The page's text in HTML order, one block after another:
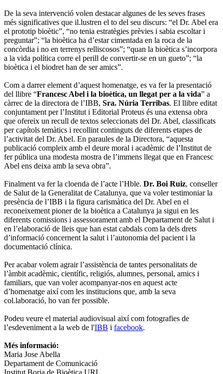
De la seva intervenció volen destacar algunes de les seves frases
més significatives que il.lustren el to del seu discurs: “el Dr. Abel era
el prototip bioètic”, “no tenia estratègies prèvies i sabia escoltar i
preguntar”; “la bioètica ha d’estar cimentada en la roca de la
concòrdia i no en terrenys relliscosos”; “quan la bioètica s’incorpora
a la vida política corre el perill de convertir-se en un gueto”; “la
bioètica i el biodret han de ser amics”.
Com a darrer element d’aquest homenatge, es va fer la presentació
del llibre “Francesc Abel i la bioètica, un llegat per a la vida” a
càrrec de la directora de l’IBB, Sra. Núria Terribas. El llibre editat
conjuntament per l’Institut i Editorial Proteus és una extensa obra
que ofereix un recull de textos seleccionats del Dr. Abel, classificats
per capítols temàtics i recollint continguts de diferents etapes de
l’activitat del Dr. Abel. En paraules de la Directora, “aquesta
publicació compleix amb el deure moral i acadèmic de l’Institut de
fer pública una modesta mostra de l’immens llegat que en Francesc
Abel ens deixa amb la seva obra”.
Finalment va fer la cloenda de l’acte l’Hble. Dr. Boi Ruiz, conseller
de Salut de la Generalitat de Catalunya, que va voler testimoniar la
presència de l’IBB i la figura carismàtica del Dr. Abel en el
reconeixement pioner de la bioètica a Catalunya ja sigui en les
diferents comissions i assessorament amb el Departament de Salut i
en l’elaboració de lleis que han estat cabdals com la dels drets
d’informació concernent la salut i l’autonomia del pacient i la
documentació clínica.
Per acabar volem agrair l’assistència de tantes personalitats de
l’àmbit acadèmic, científic, religiós, alumnes, personal, amics i
familiars, que van voler acompanyar-nos en aquest acte
d’homenatge així com les institucions que, amb la seva
col.laboració, ho van fer possible.
Podeu veure el material audiovisual així com fotografies de
l’esdeveniment a la web de l'IBB i facebook.
Més informació:
Maria Jose Abella
Departament de Comunicació
Institut Borja de Bioètica URL